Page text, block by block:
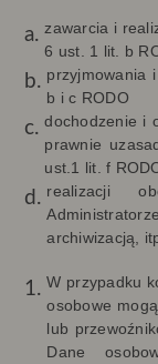
zawarcia i
6 ust. 1 lit. b
przyjmowania
b i c RODO
dochodzenie i
prawnie
ust.1 lit. f
realizacji
archiwizacją,
W przypadku
osobowe
lub
Dane